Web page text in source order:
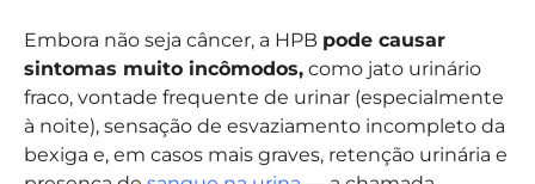
Embora não seja câncer, a HPB pode causar
sintomas muito incômodos, como jato urinário
fraco, vontade frequente de urinar (especialmente
à noite), sensação de esvaziamento incompleto da
bexiga e, em casos mais graves, retenção urinária e